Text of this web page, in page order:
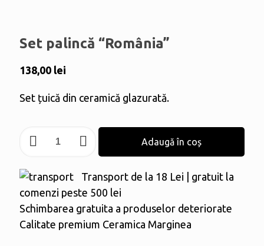
Set palincă “România”
138,00 lei
Set țuică din ceramică glazurată.
Cantitate
Set
“România”
Adaugă în coș
Transport de la 18 Lei | gratuit la
comenzi peste 500 lei
Schimbarea gratuita a produselor deteriorate
Calitate premium Ceramica Marginea